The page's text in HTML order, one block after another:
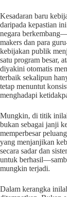
Kesadaran baru
daripada kepastian
negara
makers dan para
kebijakan publik
satu program besar,
diyakini otomatis
terbaik sekalipun
tetap menuntut
menghadapi
Mungkin, di titik
bukan sebagai janji
memperbesar
yang menjanjikan
secara sadar dan
untuk
mungkin terjadi.
Dalam kerangka